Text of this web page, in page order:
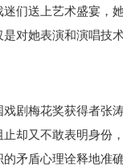
们送上艺术盛宴，
对她表演和演唱技
梅花奖获得者张涛
却又不敢表明身份
矛盾心理诠释地准确